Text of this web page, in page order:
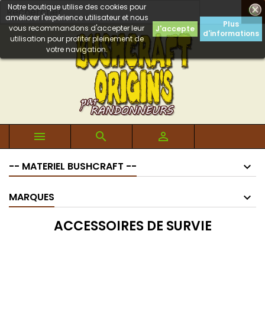

Notre boutique utilise des cookies pour
améliorer l'expérience utilisateur et nous
vous recommandons d'accepter leur
utilisation pour profiter pleinement de
votre navigation.
J'accepte
Plus
d'informations
  
-- MATERIEL BUSHCRAFT --
MARQUES
ACCESSOIRES DE SURVIE